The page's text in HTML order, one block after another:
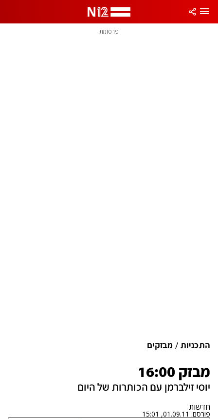
פרסומת
התכניות מבזקים
מבזק 16:00
יוסי זילברמן עם הכותרות של היום
חדשות
פורסם: 01.09.11, 15:01